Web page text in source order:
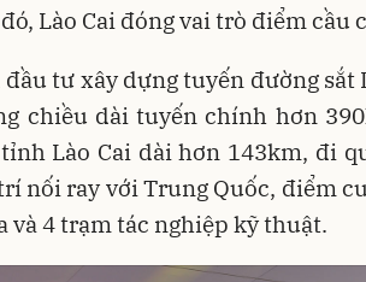
Lào Cai đóng vai trò điểm cầu
đầu tư xây dựng tuyến đường sắt
chiều dài tuyến chính hơn
Lào Cai dài hơn 143km, đi
nối ray với Trung Quốc, điểm
và 4 trạm tác nghiệp kỹ thuật.